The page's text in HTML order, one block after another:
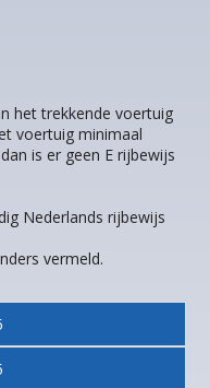
het trekkende voertuig
voertuig minimaal
is er geen E rijbewijs
Nederlands rijbewijs
vermeld.